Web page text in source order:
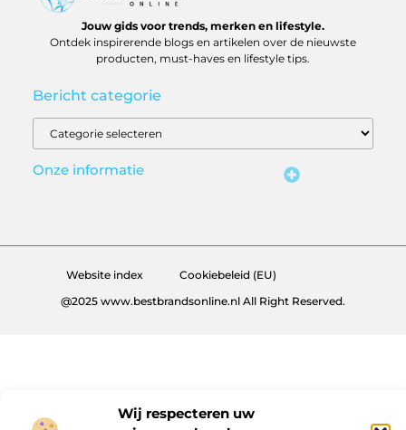
Wij respecteren uw
Jouw gids voor trends, merken en lifestyle.
Ontdek inspirerende blogs en artikelen over de nieuwste
producten, must-haves en lifestyle tips.
Bericht categorie
Onze informatie
Website index
Cookiebeleid (EU)
@2025 www.bestbrandsonline.nl All Right Reserved.